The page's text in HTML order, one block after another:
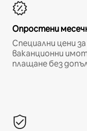
Опростени
Специални цени
ваканционни
плащане без